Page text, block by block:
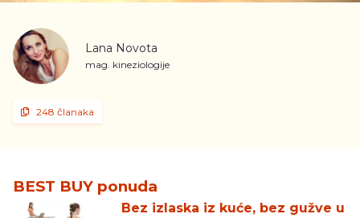
Lana Novota
mag. kineziologije
248 članaka
BEST BUY ponuda
Bez izlaska iz kuće, bez gužve u